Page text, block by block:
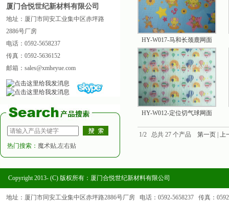
厦门合悦世纪新材料有限公司
地址：厦门市同安工业集中区赤坪路
2886号厂房
电话：0592-5658237
传真：0592-5636152
邮箱：sales@xmheyue.com
热门搜索： 魔术贴,左右贴
HY-W017-马和长颈鹿网面
HY-W012-定位切气球网面
1/2 总共 27 个产品 第一页 上
Copyright 2013- (C) 版权所有：厦门合悦世纪新材料有限公司
地址：厦门市同安工业集中区赤坪路2886号厂房 电话：0592-5658237 传真：